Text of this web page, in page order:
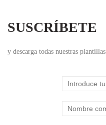
SUSCRÍBETE
y descarga todas nuestras plantillas